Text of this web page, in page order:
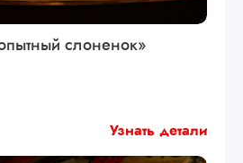
слоненок»
Узнать детали